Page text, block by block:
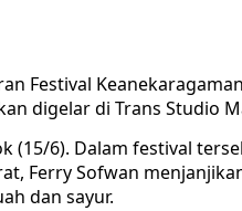
Festival
digelar di Trans Studio
(15/6). Dalam festival
Ferry Sofwan
dan sayur.